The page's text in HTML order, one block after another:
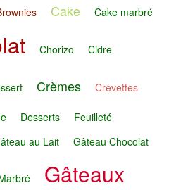
Cake Cake marbré
Chorizo Cidre
Crèmes Crevettes
Desserts
Feuilleté
au Lait Gâteau Chocolat
Gâteaux